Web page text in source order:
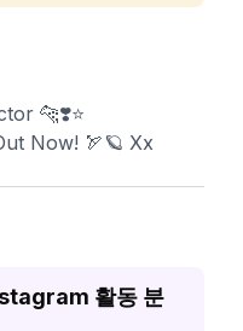
🐆❣️⭐️
Now! 🏹🪐 Xx
활동 분